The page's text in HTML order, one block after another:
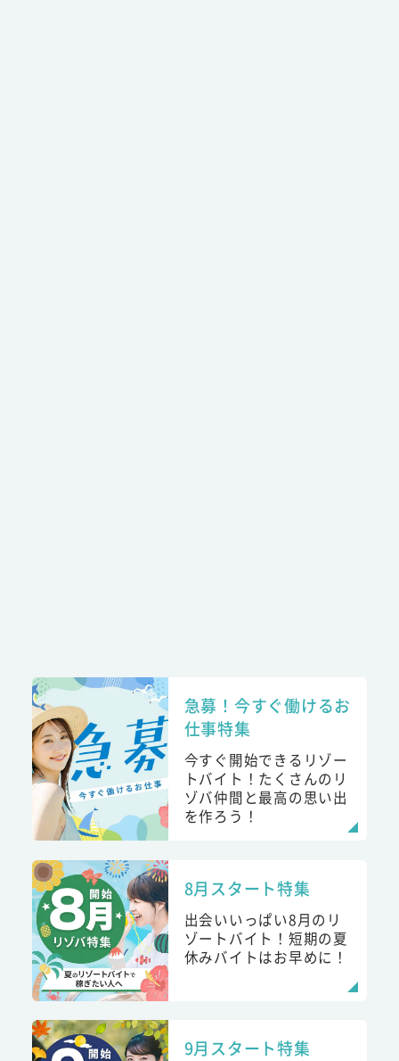
急募！今すぐ働けるお
仕事特集
今すぐ開始できるリゾー
トバイト！たくさんのリ
ゾバ仲間と最高の思い出
を作ろう！
8月スタート特集
出会いいっぱい8月のリ
ゾートバイト！短期の夏
休みバイトはお早めに！
9月スタート特集